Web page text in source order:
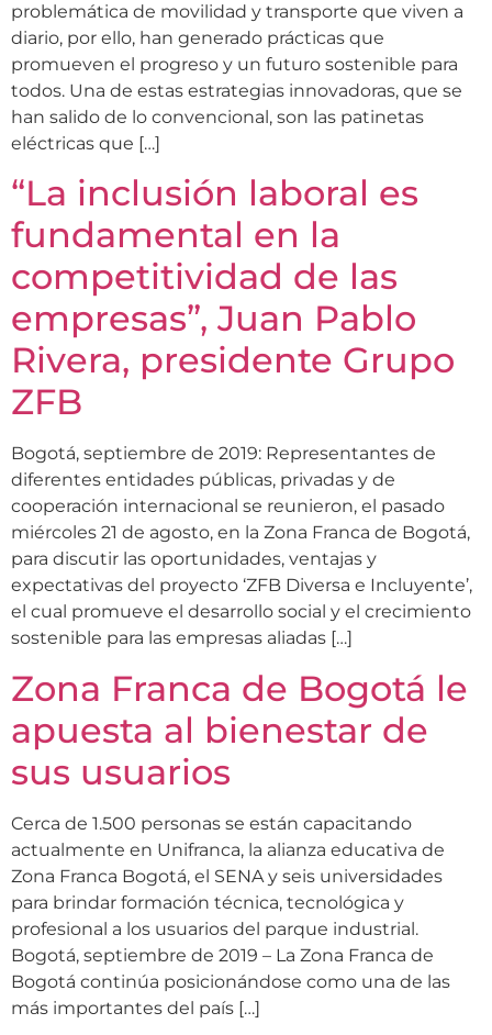
problemática de movilidad y transporte que viven a
diario, por ello, han generado prácticas que
promueven el progreso y un futuro sostenible para
todos. Una de estas estrategias innovadoras, que se
han salido de lo convencional, son las patinetas
eléctricas que […]
“La inclusión laboral es
fundamental en la
competitividad de las
empresas”, Juan Pablo
Rivera, presidente Grupo
ZFB
Bogotá, septiembre de 2019: Representantes de
diferentes entidades públicas, privadas y de
cooperación internacional se reunieron, el pasado
miércoles 21 de agosto, en la Zona Franca de Bogotá,
para discutir las oportunidades, ventajas y
expectativas del proyecto ‘ZFB Diversa e Incluyente’,
el cual promueve el desarrollo social y el crecimiento
sostenible para las empresas aliadas […]
Zona Franca de Bogotá le
apuesta al bienestar de
sus usuarios
Cerca de 1.500 personas se están capacitando
actualmente en Unifranca, la alianza educativa de
Zona Franca Bogotá, el SENA y seis universidades
para brindar formación técnica, tecnológica y
profesional a los usuarios del parque industrial.
Bogotá, septiembre de 2019 – La Zona Franca de
Bogotá continúa posicionándose como una de las
más importantes del país […]